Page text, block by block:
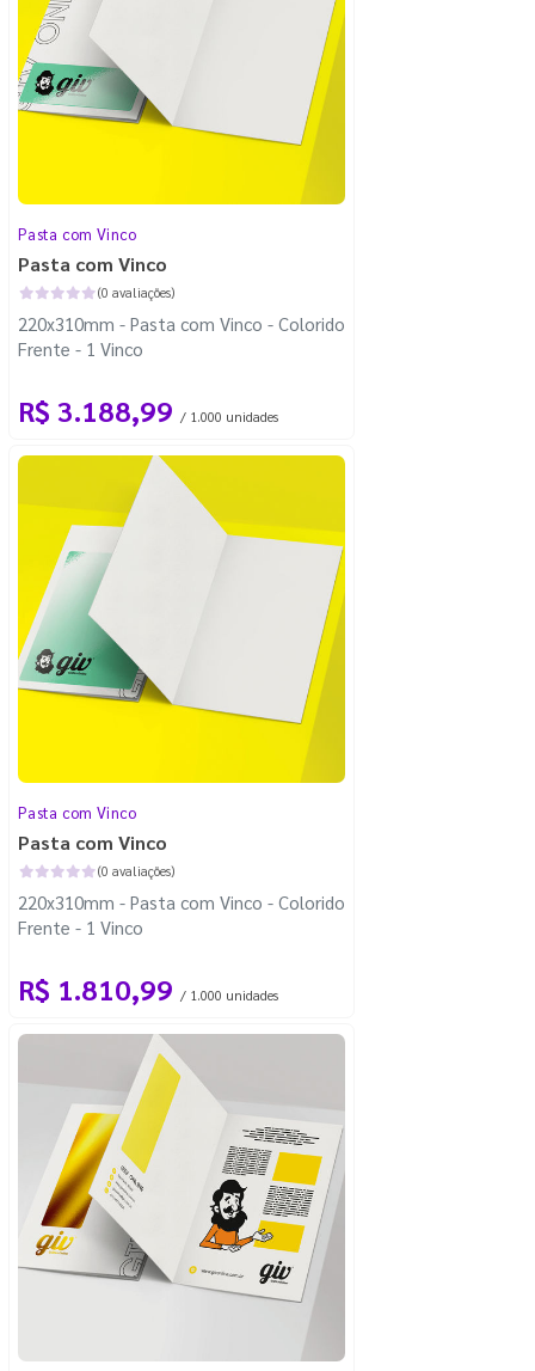
Pasta com Vinco
Pasta com Vinco
(0 avaliações)
220x310mm - Pasta com Vinco - Colorido
Frente - 1 Vinco
R$ 3.188,99 / 1.000 unidades
Pasta com Vinco
Pasta com Vinco
(0 avaliações)
220x310mm - Pasta com Vinco - Colorido
Frente - 1 Vinco
R$ 1.810,99 / 1.000 unidades